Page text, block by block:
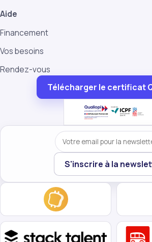
Aide
Financement
Vos besoins
Rendez-vous
Télécharger le certificat
Votre
S'inscrire à la